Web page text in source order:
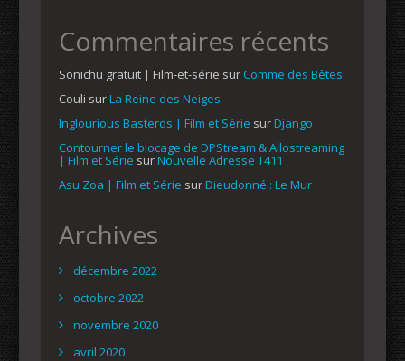
Commentaires récents
Sonichu gratuit | Film-et-série sur Comme des Bêtes
Couli surLa Reine des Neiges
Inglourious Basterds | Film et Série surDjango
Contourner le blocage de DPStream & Allostreaming
| Film et Série surNouvelle Adresse T411
Asu Zoa | Film et Série surDieudonné : Le Mur
Archives
décembre 2022
octobre 2022
novembre 2020
avril 2020